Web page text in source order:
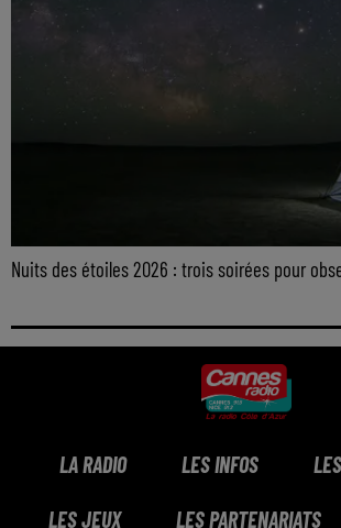
Nuits des étoiles 2026 : trois soirées pour
LA RADIO LES INFOS
LES JEUX LES PARTENARIATS